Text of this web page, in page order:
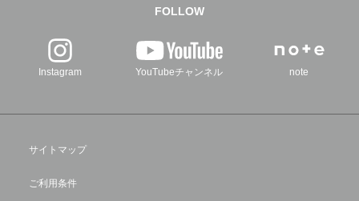
FOLLOW
Instagram YouTubeチャンネル note
サイトマップ
ご利用条件